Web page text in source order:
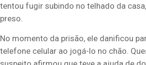
tentou fugir subindo no telhado da
preso.
No momento da prisão, ele danificou
telefone celular ao jogá-lo no chão.